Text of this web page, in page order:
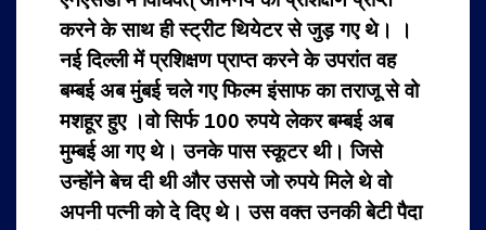
करने के साथ ही स्ट्रीट थियेटर से जुड़ गए थे। ।
नई दिल्ली में प्रशिक्षण प्राप्त करने के उपरांत वह
बम्बई अब मुंबई चले गए फिल्म इंसाफ का तराजू से वो
मशहूर हुए ।वो सिर्फ 100 रुपये लेकर बम्बई अब
मुम्बई आ गए थे। उनके पास स्कूटर थी। जिसे
उन्होंने बेच दी थी और उससे जो रुपये मिले थे वो
अपनी पत्नी को दे दिए थे। उस वक्त उनकी बेटी पैदा